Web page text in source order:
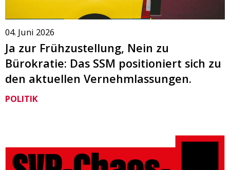
04. Juni 2026
Ja zur Frühzustellung, Nein zu
Bürokratie: Das SSM positioniert sich zu
den aktuellen Vernehmlassungen.
POLITIK